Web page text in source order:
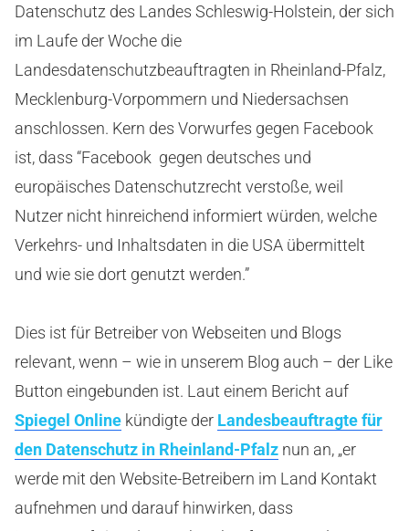
Datenschutz des Landes Schleswig-Holstein, der sich
im Laufe der Woche die
Landesdatenschutzbeauftragten in Rheinland-Pfalz,
Mecklenburg-Vorpommern und Niedersachsen
anschlossen. Kern des Vorwurfes gegen Facebook
ist, dass “Facebook gegen deutsches und
europäisches Datenschutzrecht verstoße, weil
Nutzer nicht hinreichend informiert würden, welche
Verkehrs- und Inhaltsdaten in die USA übermittelt
und wie sie dort genutzt werden.”
Dies ist für Betreiber von Webseiten und Blogs
relevant, wenn – wie in unserem Blog auch – der Like
Button eingebunden ist. Laut einem Bericht auf
Spiegel Online kündigte der Landesbeauftragte für
den Datenschutz in Rheinland-Pfalz nun an, „er
werde mit den Website-Betreibern im Land Kontakt
aufnehmen und darauf hinwirken, dass